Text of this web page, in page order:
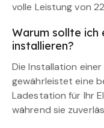
volle Leistung von
Warum sollte ich
installieren?
Die Installation einer
gewährleistet eine
Ladestation für Ihr
während sie